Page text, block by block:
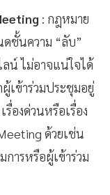
: กฎหมาย
ชั้นความ “ลับ”
น์ ไม่อาจแน่ใจได้
เข้าร่วมประชุมอยู่
องด่วนหรือเรื่อง
ด้วยเช่น
การหรือผู้เข้าร่วม